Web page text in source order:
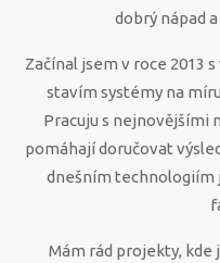
dobrý nápad
Začínal jsem v roce 2013
stavím systémy na
Pracuju s nejnovějšími
pomáhají doručovat
dnešním technologiím
Mám rád projekty,